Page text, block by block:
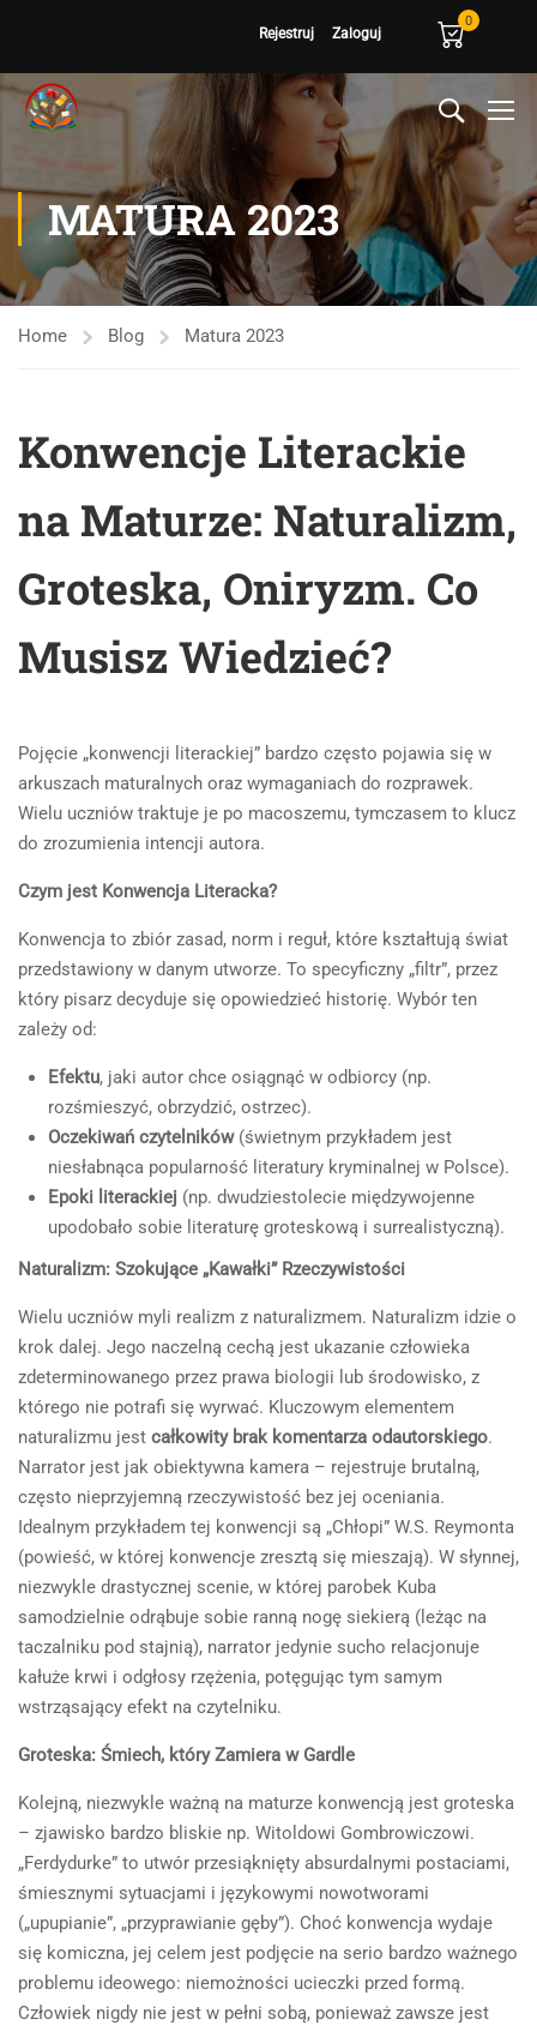
Rejestruj Zaloguj
0
MATURA 2023
Home Blog Matura 2023
Konwencje Literackie
na Maturze: Naturalizm,
Groteska, Oniryzm. Co
Musisz Wiedzieć?
Pojęcie „konwencji literackiej” bardzo często pojawia się w
arkuszach maturalnych oraz wymaganiach do rozprawek.
Wielu uczniów traktuje je po macoszemu, tymczasem to klucz
do zrozumienia intencji autora.
Czym jest Konwencja Literacka?
Konwencja to zbiór zasad, norm i reguł, które kształtują świat
przedstawiony w danym utworze. To specyficzny „filtr”, przez
który pisarz decyduje się opowiedzieć historię. Wybór ten
zależy od:
Efektu, jaki autor chce osiągnąć w odbiorcy (np.
rozśmieszyć, obrzydzić, ostrzec).
Oczekiwań czytelników(świetnym przykładem jest
niesłabnąca popularność literatury kryminalnej w Polsce).
Epoki literackiej (np. dwudziestolecie międzywojenne
upodobało sobie literaturę groteskową i surrealistyczną).
Naturalizm: Szokujące „Kawałki” Rzeczywistości
Wielu uczniów myli realizm z naturalizmem. Naturalizm idzie o
krok dalej. Jego naczelną cechą jest ukazanie człowieka
zdeterminowanego przez prawa biologii lub środowisko, z
którego nie potrafi się wyrwać. Kluczowym elementem
naturalizmu jest całkowity brak komentarza odautorskiego.
Narrator jest jak obiektywna kamera – rejestruje brutalną,
często nieprzyjemną rzeczywistość bez jej oceniania.
Idealnym przykładem tej konwencji są „Chłopi” W.S. Reymonta
(powieść, w której konwencje zresztą się mieszają). W słynnej,
niezwykle drastycznej scenie, w której parobek Kuba
samodzielnie odrąbuje sobie ranną nogę siekierą (leżąc na
taczalniku pod stajnią), narrator jedynie sucho relacjonuje
kałuże krwi i odgłosy rzężenia, potęgując tym samym
wstrząsający efekt na czytelniku.
Groteska: Śmiech, który Zamiera w Gardle
Kolejną, niezwykle ważną na maturze konwencją jest groteska
– zjawisko bardzo bliskie np. Witoldowi Gombrowiczowi.
„Ferdydurke” to utwór przesiąknięty absurdalnymi postaciami,
śmiesznymi sytuacjami i językowymi nowotworami
(„upupianie”, „przyprawianie gęby”). Choć konwencja wydaje
się komiczna, jej celem jest podjęcie na serio bardzo ważnego
problemu ideowego: niemożności ucieczki przed formą.
Człowiek nigdy nie jest w pełni sobą, ponieważ zawsze jest